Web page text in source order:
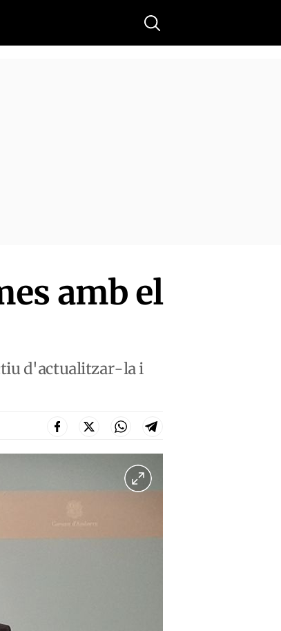
Buscar
amb el
d'actualitzar-la i